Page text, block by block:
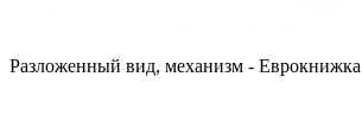
Разложенный вид, механизм - Еврокнижка